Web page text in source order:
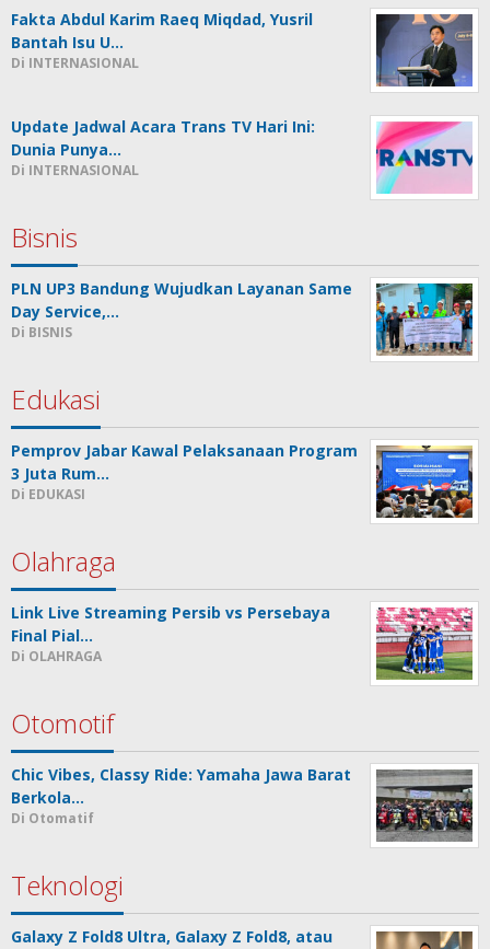
Fakta Abdul Karim Raeq Miqdad, Yusril
Bantah Isu U…
Di INTERNASIONAL
Update Jadwal Acara Trans TV Hari Ini:
Dunia Punya…
Di INTERNASIONAL
Bisnis
PLN UP3 Bandung Wujudkan Layanan Same
Day Service,…
Di BISNIS
Edukasi
Pemprov Jabar Kawal Pelaksanaan Program
3 Juta Rum…
Di EDUKASI
Olahraga
Link Live Streaming Persib vs Persebaya
Final Pial…
Di OLAHRAGA
Otomotif
Chic Vibes, Classy Ride: Yamaha Jawa Barat
Berkola…
Di Otomatif
Teknologi
Galaxy Z Fold8 Ultra, Galaxy Z Fold8, atau